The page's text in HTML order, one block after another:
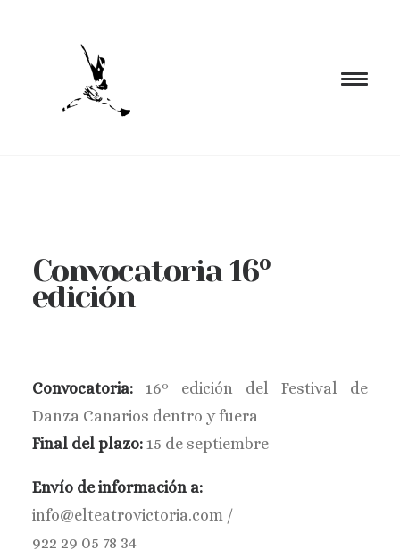
CIA. NÓMADA
PROYECTOS
CONTACTO
BUSCAR
Convocatoria 16º
edición
Convocatoria: 16º edición del Festival de
Danza Canarios dentro y fuera
Final del plazo: 15 de septiembre
Envío de información a:
info@elteatrovictoria.com /
922 29 05 78 34